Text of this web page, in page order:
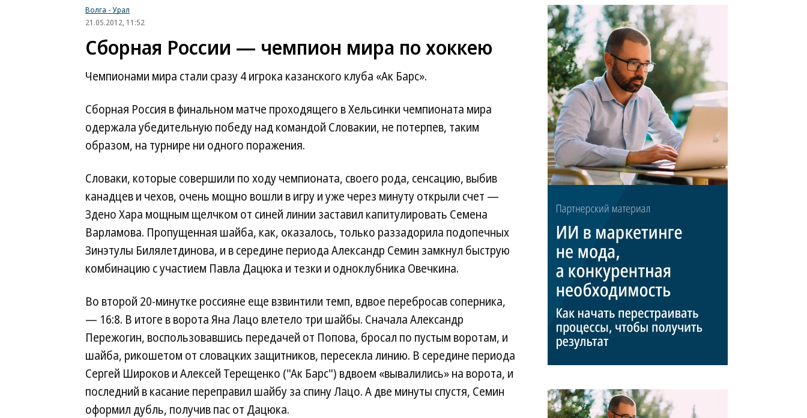
Волга - Урал
21.05.2012, 11:52
Сборная России — чемпион мира по хоккею
Чемпионами мира стали сразу 4 игрока казанского клуба «Ак Барс».
Сборная Россия в финальном матче проходящего в Хельсинки чемпионата мира
одержала убедительную победу над командой Словакии, не потерпев, таким
образом, на турнире ни одного поражения.
Словаки, которые совершили по ходу чемпионата, своего рода, сенсацию, выбив
канадцев и чехов, очень мощно вошли в игру и уже через минуту открыли счет —
Здено Хара мощным щелчком от синей линии заставил капитулировать Семена
Варламова. Пропущенная шайба, как, оказалось, только раззадорила подопечных
Зинэтулы Билялетдинова, и в середине периода Александр Семин замкнул быструю
комбинацию с участием Павла Дацюка и тезки и одноклубника Овечкина.
Во второй 20-минутке россияне еще взвинтили темп, вдвое перебросав соперника,
— 16:8. В итоге в ворота Яна Лацо влетело три шайбы. Сначала Александр
Пережогин, воспользовавшись передачей от Попова, бросал по пустым воротам, и
шайба, рикошетом от словацких защитников, пересекла линию. В середине периода
Сергей Широков и Алексей Терещенко ("Ак Барс") вдвоем «вывалились» на ворота, и
последний в касание переправил шайбу за спину Лацо. А две минуты спустя, Семин
оформил дубль, получив пас от Дацюка.